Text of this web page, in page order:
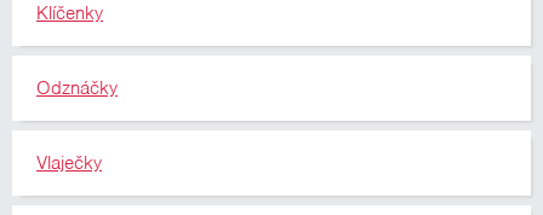
Klíčenky
Odznáčky
Vlaječky